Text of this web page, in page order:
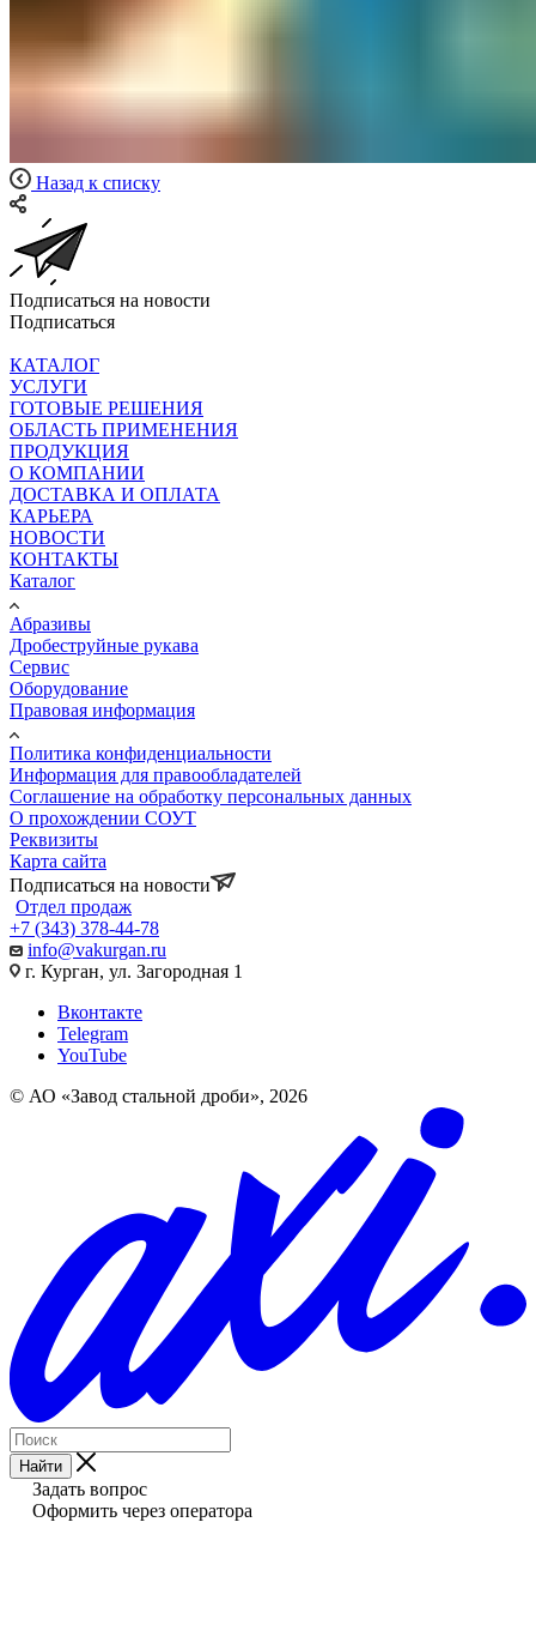
Назад к списку
Подписаться на новости
Подписаться
КАТАЛОГ
УСЛУГИ
ГОТОВЫЕ РЕШЕНИЯ
ОБЛАСТЬ ПРИМЕНЕНИЯ
ПРОДУКЦИЯ
О КОМПАНИИ
ДОСТАВКА И ОПЛАТА
КАРЬЕРА
НОВОСТИ
КОНТАКТЫ
Каталог
Абразивы
Дробеструйные рукава
Сервис
Оборудование
Правовая информация
Политика конфиденциальности
Информация для правообладателей
Соглашение на обработку персональных данных
О прохождении СОУТ
Реквизиты
Карта сайта
Подписаться на новости
Отдел продаж
+7 (343) 378-44-78
info@vakurgan.ru
г. Курган, ул. Загородная 1
Вконтакте
Telegram
YouTube
© АО «Завод стальной дроби», 2026
Найти
Задать вопрос
Оформить через оператора